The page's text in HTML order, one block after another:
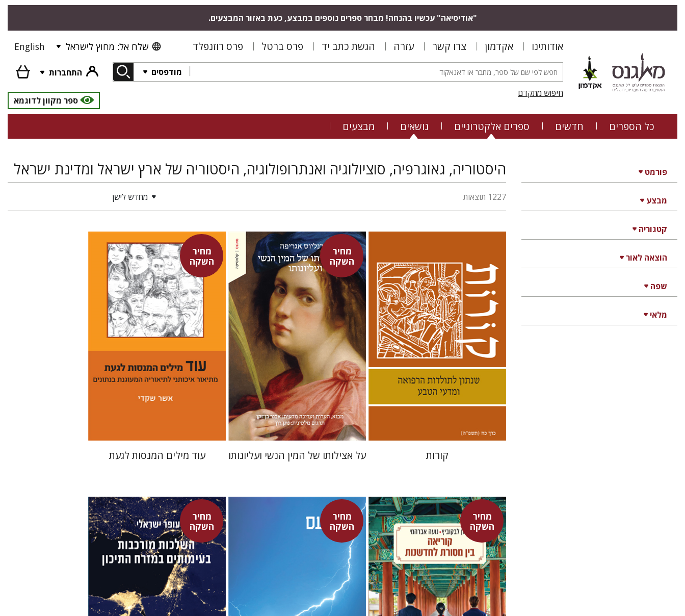
"אודיסיאה" עכשיו בהנחה! מבחר ספרים נוספים במבצע, כעת באזור המבצעים.
אודותינו אקדמון צרו קשר עזרה הגשת כתב יד פרס ברטל פרס רוזנפלד שלח אל: מחוץ לישראל English
מודפסים
התחברות
חיפוש מתקדם
ספר מקוון לדוגמא
כל הספרים חדשים ספרים אלקטרוניים נושאים מבצעים
פורמט
מבצע
קטגוריה
הוצאה לאור
שפה
מלאי
היסטוריה, גאוגרפיה, סוציולוגיה ואנתרופולוגיה, היסטוריה של ארץ ישראל ומדינת ישראל
1227 תוצאות מחדש לישן
קנת קולינס
הנחת אתר ספר מודפס
$42
$38
קורות
מחיר
השקה
היינריך קורנליוס אגריפה
אבנר בן-זקן
נתן רון
מחיר השקה
$31
$22
על אצילותו של המין הנשי ועליונותו
מחיר
השקה
אשר שקדי
עוד מילים המנסות לגעת
מחיר
השקה
אלון לבקוביץ נועה אברהמי
מחיר
השקה
סנקה
דבורה גילולה
דבורה גילולה
מחיר
השקה
עופר ישראלי
גיא הרלינג